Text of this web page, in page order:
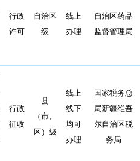
行政
许可
自治区
级
线上
办理
自治区药品
监督管理局
行政
征收
县
（市、
区）级
线上
线下
均可
办理
国家税务总
局新疆维吾
尔自治区税
务局